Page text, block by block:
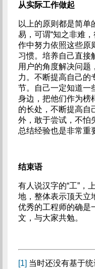
从实际工作做起
以上的原则都是简单
易，可谓“知之非难
作中努力依照这些原
习惯。培养自己直接
用户的角度解决问题
力。不断提高自己的
节。自己一定知道一
身边，把他们作为榜
的长处，不断提高自
外，敢于尝试，不怕
总结经验也是非常重
结束语
有人说汉字的“工”，
地，整体表示顶天立
优秀的工程师的确是
文，与大家共勉。
[1] 当时还没有基于